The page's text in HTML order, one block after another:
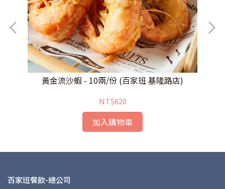
黃金流沙蝦 - 10兩/份 (百家班 基隆路店)
NT$620
加入購物車
百家班餐飲-總公司